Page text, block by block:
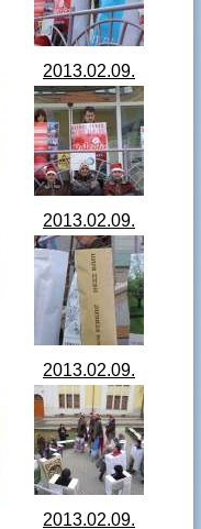
2013.02.09.
Farsangi
felvonulás
002.JPG
2013. február 9. A
farsangi
fánkfesztiválra
készülve fe...
2013.02.09.
Farsangi
felvonulás
005.JPG
2013. február 9. A
farsangi
fánkfesztiválra
készülve fe...
2013.02.09.
Farsangi
felvonulás
008.JPG
2013. február 9. A
farsangi
2013.02.09.